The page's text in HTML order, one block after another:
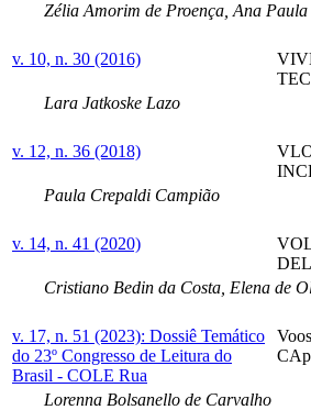
Zélia Amorim de Proença, Ana Paula
v. 10, n. 30 (2016)
Lara Jatkoske Lazo
v. 12, n. 36 (2018)
Paula Crepaldi Campião
v. 14, n. 41 (2020)
Cristiano Bedin da Costa, Elena de
v. 17, n. 51 (2023): Dossiê Temático
do 23º Congresso de Leitura do
Brasil - COLE Rua
Lorenna Bolsanello de Carvalho